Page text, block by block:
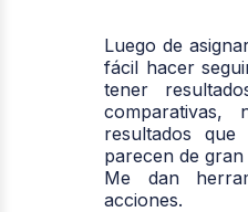
Luego de
fácil hacer
tener
comparativas,
resultados
parecen de
Me dan
acciones.